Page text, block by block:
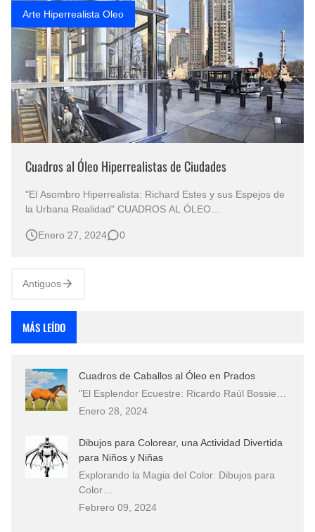
Arte Hiperrealista Oleo
Cuadros al Óleo Hiperrealistas de Ciudades
"El Asombro Hiperrealista: Richard Estes y sus Espejos de
la Urbana Realidad" CUADROS AL ÓLEO
Paisaje Urbano al Óleo Paisaje Hiperrealista al Óleo sobre
Enero 27, 2024 0
Antiguos
MÁS LEÍDO
Cuadros de Caballos al Óleo en Prados
"El Esplendor Ecuestre: Ricardo Raúl Bossie…
Enero 28, 2024
Dibujos para Colorear, una Actividad Divertida
para Niños y Niñas
Explorando la Magia del Color: Dibujos para
Color…
Febrero 09, 2024